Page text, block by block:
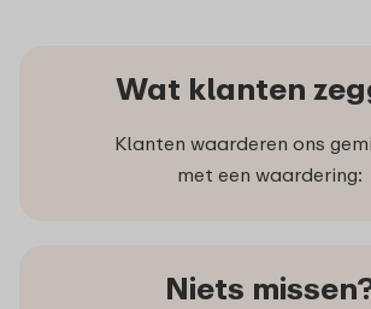
Wat klanten
Klanten waarderen ons
met een waardering:
Niets